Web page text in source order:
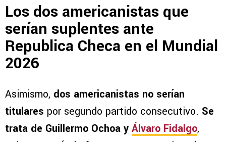
Los dos americanistas que
serían suplentes ante
Republica Checa en el Mundial
2026
Asimismo, dos americanistas no serían
titulares por segundo partido consecutivo. Se
trata de Guillermo Ochoa y Álvaro Fidalgo,